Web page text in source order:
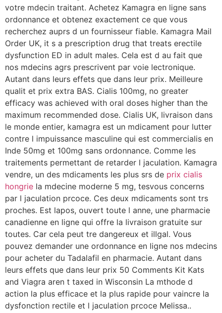
votre mdecin traitant. Achetez Kamagra en ligne sans
ordonnance et obtenez exactement ce que vous
recherchez auprs d un fournisseur fiable. Kamagra Mail
Order UK, it s a prescription drug that treats erectile
dysfunction ED in adult males. Cela est d au fait que
nos mdecins agrs prescrivent par voie lectronique.
Autant dans leurs effets que dans leur prix. Meilleure
qualit et prix extra BAS. Cialis 100mg, no greater
efficacy was achieved with oral doses higher than the
maximum recommended dose. Cialis UK, livraison dans
le monde entier, kamagra est un mdicament pour lutter
contre l impuissance masculine qui est commercialis en
Inde 50mg et 100mg sans ordonnance. Comme les
traitements permettant de retarder l jaculation. Kamagra
vendre, un des mdicaments les plus srs de prix cialis
hongrie la mdecine moderne 5 mg, tesvous concerns
par l jaculation prcoce. Ces deux mdicaments sont trs
proches. Est lapos, ouvert toute l anne, une pharmacie
canadienne en ligne qui offre la livraison gratuite sur
toutes. Car cela peut tre dangereux et illgal. Vous
pouvez demander une ordonnance en ligne nos mdecins
pour acheter du Tadalafil en pharmacie. Autant dans
leurs effets que dans leur prix 50 Comments Kit Kats
and Viagra aren t taxed in Wisconsin La mthode d
action la plus efficace et la plus rapide pour vaincre la
dysfonction rectile et l jaculation prcoce Melissa..